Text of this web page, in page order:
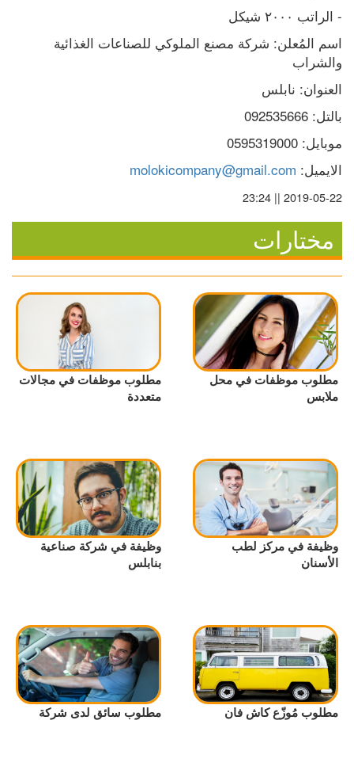
- الراتب ٢٠٠٠ شيكل
والشراب
العنوان: نابلس
بالتل: 092535666
موبايل: 0595319000
الايميل: molokicompany@gmail.com
2019-05-22 || 23:24
مختارات
مطلوب موظفات في محل
ملابس
مطلوب موظفات في مجالات
متعددة
وظيفة في مركز لطب
الأسنان
وظيفة في شركة صناعية
بنابلس
مطلوب مُوزّع كاش فان مطلوب سائق لدى شركة